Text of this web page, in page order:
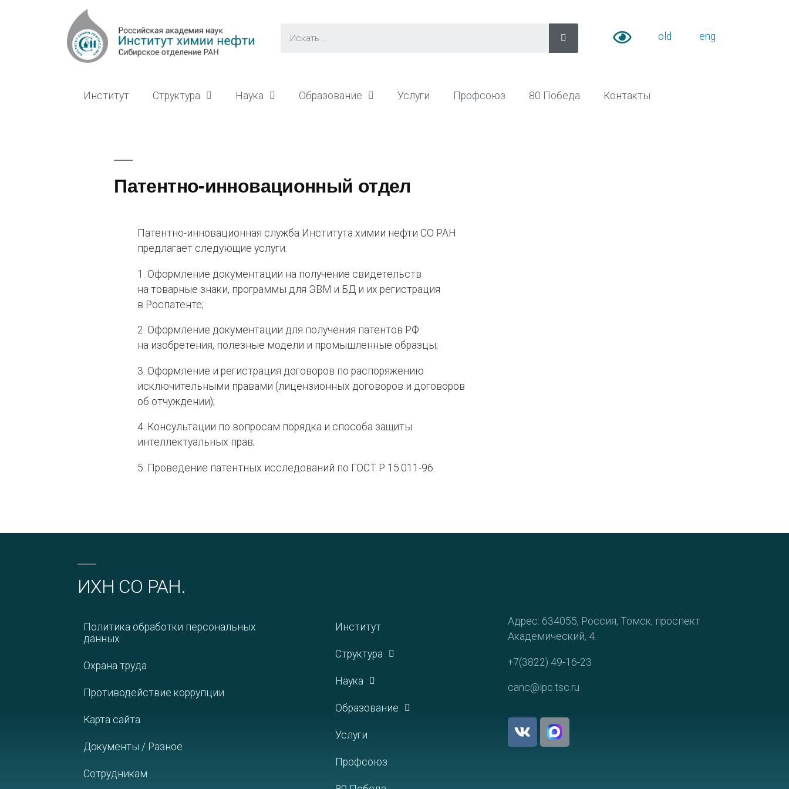
old eng
Институт Структура Наука Образование Услуги Профсоюз 80 Победа Контакты
Патентно-инновационный отдел
Патентно-инновационная служба Института химии нефти СО РАН
предлагает следующие услуги:
1. Оформление документации на получение свидетельств
на товарные знаки, программы для ЭВМ и БД и их регистрация
в Роспатенте;
2. Оформление документации для получения патентов РФ
на изобретения, полезные модели и промышленные образцы;
3. Оформление и регистрация договоров по распоряжению
исключительными правами (лицензионных договоров и договоров
об отчуждении);
4. Консультации по вопросам порядка и способа защиты
интеллектуальных прав;
5. Проведение патентных исследований по ГОСТ Р 15.011-96.
ИХН СО РАН.
Политика обработки персональных
данных
Охрана труда
Противодействие коррупции
Карта сайта
Документы / Разное
Сотрудникам
Институт
Структура
Наука
Образование
Услуги
Профсоюз
Адрес: 634055, Россия, Томск, проспект
Академический, 4.
+7(3822) 49-16-23
canc@ipc.tsc.ru